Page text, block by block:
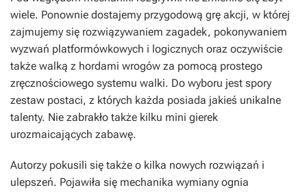
wiele. Ponownie dostajemy przygodową grę akcji, w której
zajmujemy się rozwiązywaniem zagadek, pokonywaniem
wyzwań platformówkowych i logicznych oraz oczywiście
także walką z hordami wrogów za pomocą prostego
zręcznościowego systemu walki. Do wyboru jest spory
zestaw postaci, z których każda posiada jakieś unikalne
talenty. Nie zabrakło także kilku mini gierek
urozmaicających zabawę.
Autorzy pokusili się także o kilka nowych rozwiązań i
ulepszeń. Pojawiła się mechanika wymiany ognia